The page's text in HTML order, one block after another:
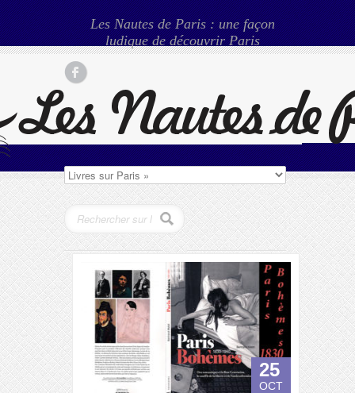
Les Nautes de Paris : une façon
ludique de découvrir Paris
25
OCT